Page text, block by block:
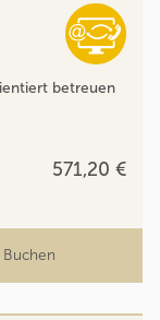
betreuen
571,20 €
Buchen